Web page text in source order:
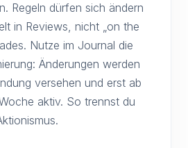
Regeln dürfen sich ändern
in Reviews, nicht „on the
Nutze im Journal die
Änderungen werden
versehen und erst ab
aktiv. So trennst du